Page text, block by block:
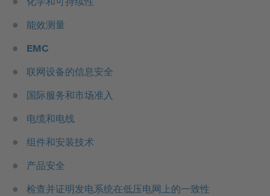
能效测量
EMC
联网设备的信息安全
国际服务和市场准入
电缆和电线
组件和安装技术
产品安全
检查并证明发电系统在低压电网上的一致性